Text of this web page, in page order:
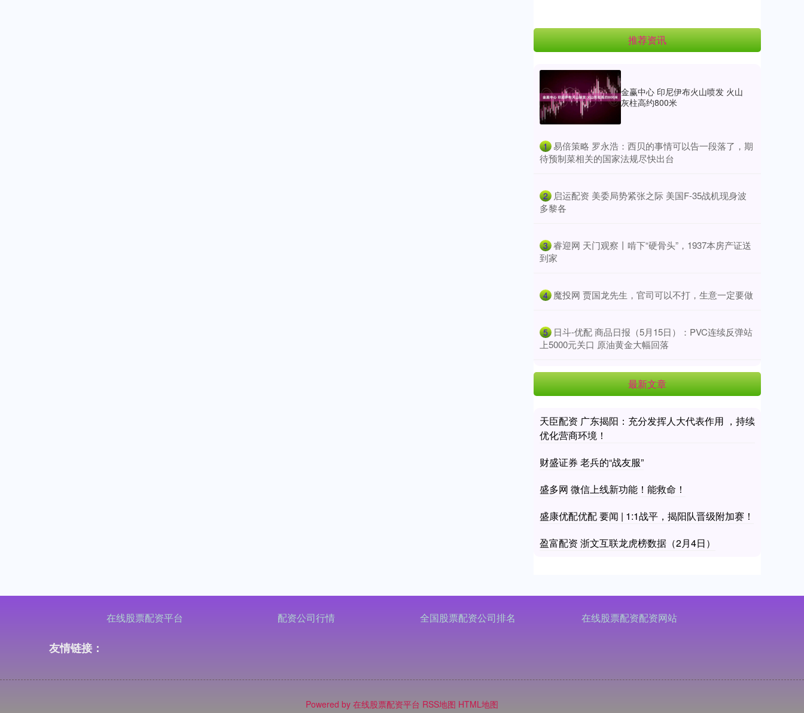
推荐资讯
金赢中心 印尼伊布火山喷发 火山
灰柱高约800米
1 ​易倍策略 罗永浩：西贝的事情可以告一段落了，期
待预制菜相关的国家法规尽快出台
2 ​启运配资 美委局势紧张之际 美国F-35战机现身波
多黎各
3 ​睿迎网 天门观察丨啃下“硬骨头”，1937本房产证送
到家
4 ​魔投网 贾国龙先生，官司可以不打，生意一定要做
5 ​日斗-优配 商品日报（5月15日）：PVC连续反弹站
上5000元关口 原油黄金大幅回落
最新文章
天臣配资 广东揭阳：充分发挥人大代表作用 ，持续
优化营商环境！
财盛证券 老兵的“战友服”
盛多网 微信上线新功能！能救命！
盛康优配优配 要闻 | 1:1战平，揭阳队晋级附加赛！
盈富配资 浙文互联龙虎榜数据（2月4日）
在线股票配资平台 配资公司行情 全国股票配资公司排名 在线股票配资配资网站
友情链接：
Powered by 在线股票配资平台 RSS地图 HTML地图